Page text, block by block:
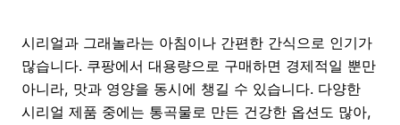
시리얼과 그래놀라는 아침이나 간편한 간식으로 인기가
많습니다. 쿠팡에서 대용량으로 구매하면 경제적일 뿐만
아니라, 맛과 영양을 동시에 챙길 수 있습니다. 다양한
시리얼 제품 중에는 통곡물로 만든 건강한 옵션도 많아,